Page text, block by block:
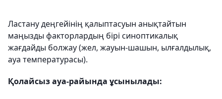
Ластану деңгейінің қалыптасуын анықтайтын
маңызды факторлардың бірі синоптикалық
жағдайды болжау (жел, жауын-шашын, ылғалдылық,
ауа температурасы).
Қолайсыз ауа-райында ұсынылады: